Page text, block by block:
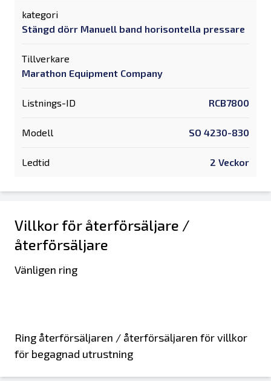
kategori
Stängd dörr Manuell band horisontella pressare
Tillverkare
Marathon Equipment Company
Listnings-ID RCB7800
Modell SO 4230-830
Ledtid 2 Veckor
Villkor för återförsäljare /
återförsäljare
Vänligen ring
Ring återförsäljaren / återförsäljaren för villkor
för begagnad utrustning